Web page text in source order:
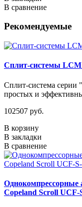
В сравнение
Рекомендуемые
Сплит-системы LCM
Сплит-система серии
простых и
102507 руб.
В корзину
В закладки
В сравнение
Однокомпрессорные
Copeland Scroll UCF-